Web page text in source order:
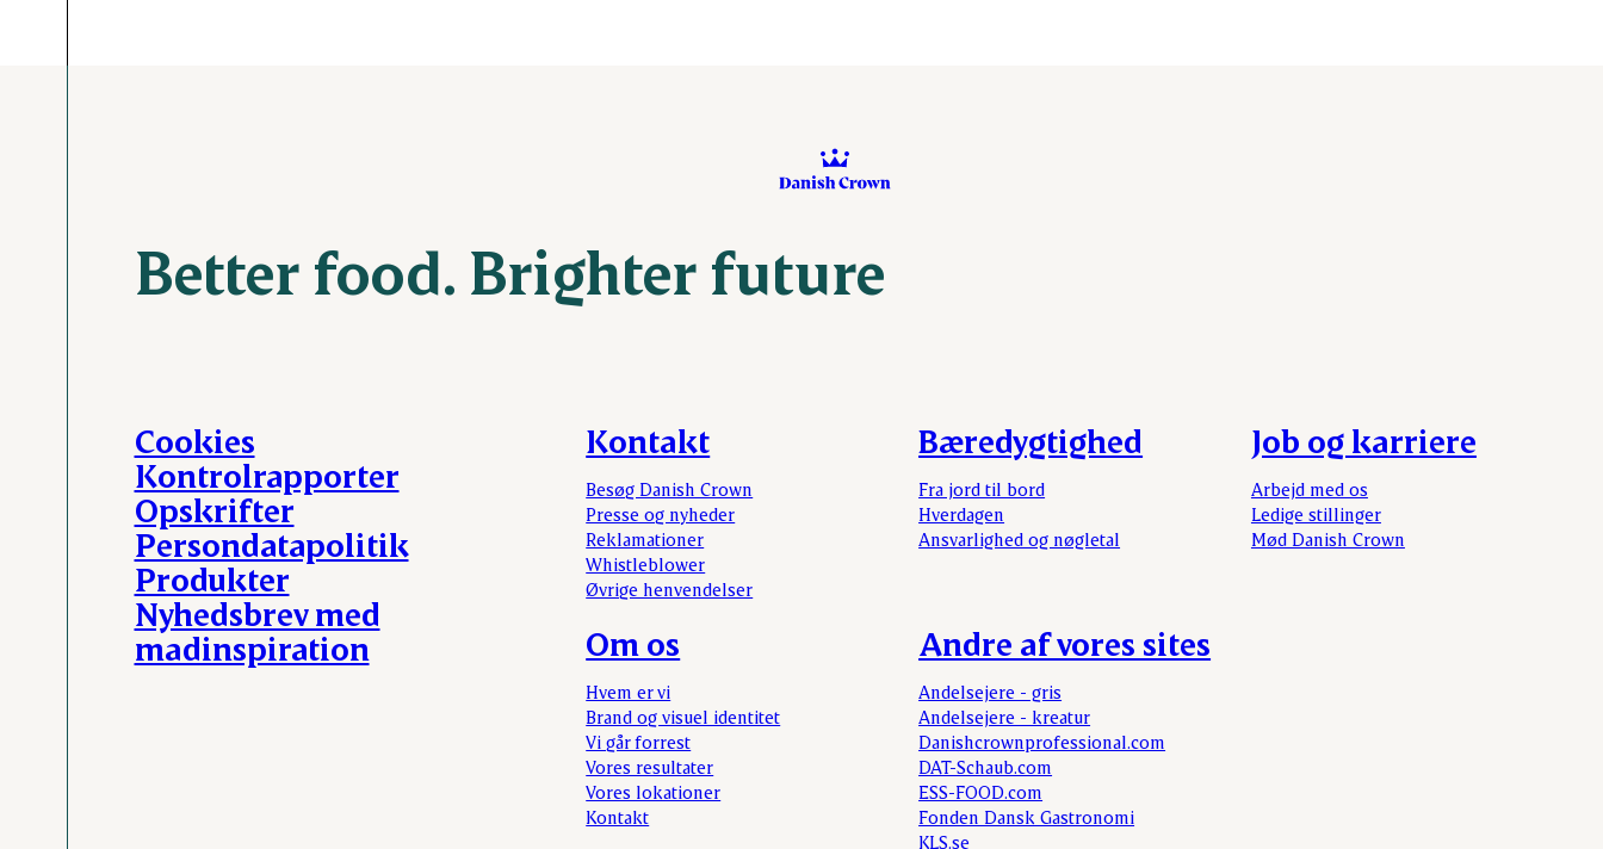
Better food. Brighter future
Kontakt
Besøg Danish Crown
Presse og nyheder
Reklamationer
Whistleblower
Øvrige henvendelser
Bæredygtighed
Fra jord til bord
Hverdagen
Ansvarlighed og nøgletal
Job og karriere
Arbejd med os
Ledige stillinger
Mød Danish Crown
Om os
Hvem er vi
Brand og visuel identitet
Vi går forrest
Vores resultater
Vores lokationer
Kontakt
Andre af vores sites
Andelsejere - gris
Andelsejere - kreatur
Danishcrownprofessional.com
DAT-Schaub.com
ESS-FOOD.com
Fonden Dansk Gastronomi
KLS.se
Cookies
Kontrolrapporter
Opskrifter
Persondatapolitik
Produkter
Nyhedsbrev med
madinspiration